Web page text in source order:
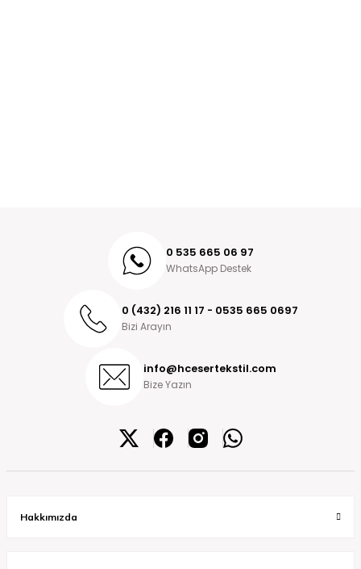
0 535 665 06 97
WhatsApp Destek
0 (432) 216 11 17 - 0535 665 0697
Bizi Arayın
info@hcesertekstil.com
Bize Yazın
Hakkımızda